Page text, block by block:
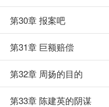
第30章 报案吧
第31章 巨额赔偿
第32章 周扬的目的
第33章 陈建英的阴谋